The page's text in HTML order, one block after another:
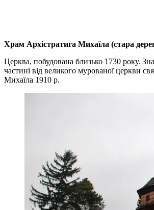
Храм Архістратига Михаїла (стара
Церква, побудована близько 1730 року.
частині від великого мурованої церкви
Михаїла 1910 р.